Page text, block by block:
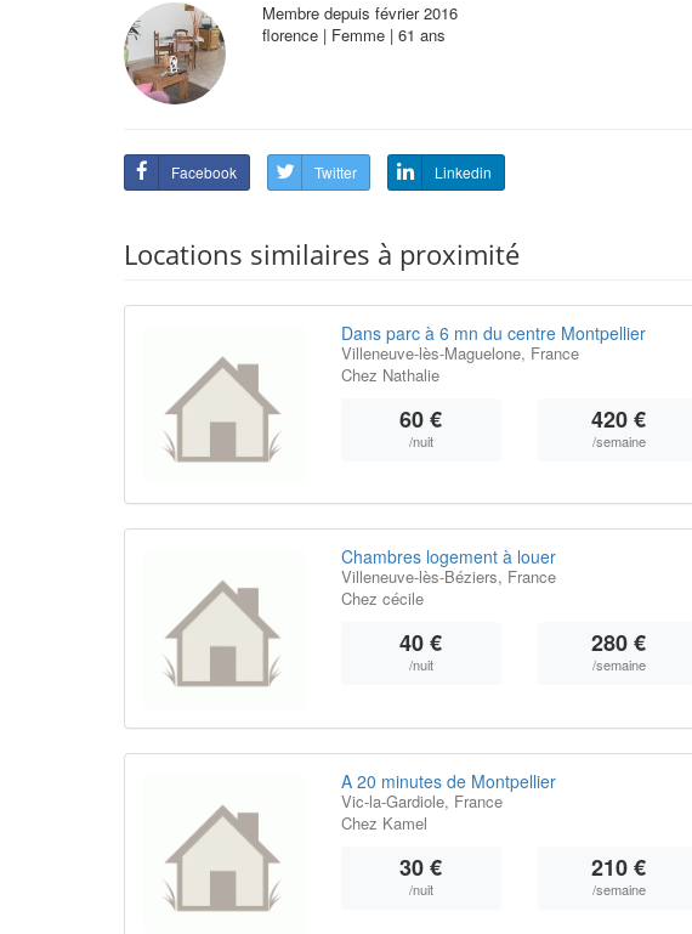
Membre depuis février 2016
florence | Femme | 61 ans
Facebook Twitter Linkedin
Locations similaires à proximité
Dans parc à 6 mn du centre Montpellier
Villeneuve-lès-Maguelone, France
Chez Nathalie
60 €
/nuit
420 €
/semaine
Chambres logement à louer
Villeneuve-lès-Béziers, France
Chez cécile
40 €
/nuit
280 €
/semaine
A 20 minutes de Montpellier
Vic-la-Gardiole, France
Chez Kamel
30 €
/nuit
210 €
/semaine